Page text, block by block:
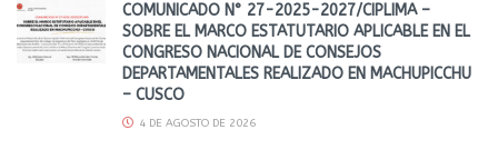
COMUNICADO N° 27-2025-2027/CIPLIMA –
SOBRE EL MARCO ESTATUTARIO APLICABLE EN EL
CONGRESO NACIONAL DE CONSEJOS
DEPARTAMENTALES REALIZADO EN MACHUPICCHU
– CUSCO
4 DE AGOSTO DE 2026